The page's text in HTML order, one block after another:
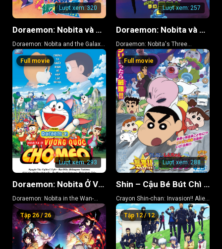
Lượt xem:320
Doraemon: Nobita và Chuyến Tàu Tốc Hành Ngân Hà
Doraemon: Nobita and the Galaxy
Super-express
Lượt xem: 257
Doraemon: Nobita và Ba Chàng Hiệp Sĩ Mộng Mơ
Doraemon: Nobita's Three
Visionary Swordsmen
Lượt xem:293
Full movie
Doraemon: Nobita Ở Vương Quốc Chó Mèo
Doraemon: Nobita in the Wan-
Nyan Spacetime Odyssey
Lượt xem: 288
Full movie
Shin – Cậu Bé Bút Chì 25
Crayon Shin-chan: Invasion!! Alien
Shiriri
Tập 26 / 26
Tập 12 / 12